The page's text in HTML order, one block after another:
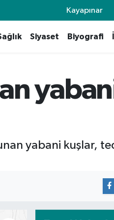
Kayapınar
Siyaset Biyografi
yabani kuşlar,